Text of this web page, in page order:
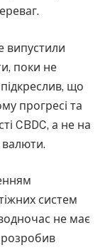
випустили
поки не
підкреслив, що
прогресі та
CBDC, а не на
систем
не має
розробив